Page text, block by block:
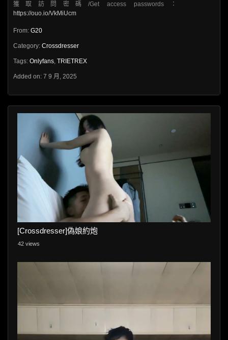
獲取訪問密碼/Get access passwords：
https://ouo.io/VkMiUcm
From: G20
Category: Crossdresser
Tags: Onlyfans, TRIETREX
Added on: 7 9 月, 2025
[Crossdresser]偽娘約炮
42 views